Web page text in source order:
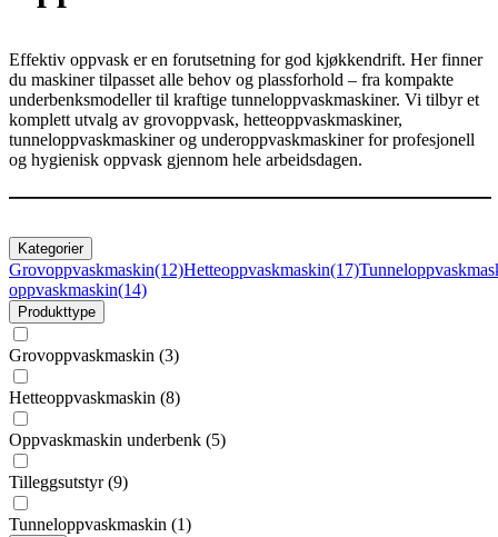
Effektiv oppvask er en forutsetning for god kjøkkendrift. Her finner
du maskiner tilpasset alle behov og plassforhold – fra kompakte
underbenksmodeller til kraftige tunneloppvaskmaskiner. Vi tilbyr et
komplett utvalg av grovoppvask, hetteoppvaskmaskiner,
tunneloppvaskmaskiner og underoppvaskmaskiner for profesjonell
og hygienisk oppvask gjennom hele arbeidsdagen.
Kategorier
Grovoppvaskmaskin(12)Hetteoppvaskmaskin(17)
oppvaskmaskin(14)
Produkttype
Grovoppvaskmaskin (3)
Hetteoppvaskmaskin (8)
Oppvaskmaskin underbenk (5)
Tilleggsutstyr(9)
Tunneloppvaskmaskin (1)